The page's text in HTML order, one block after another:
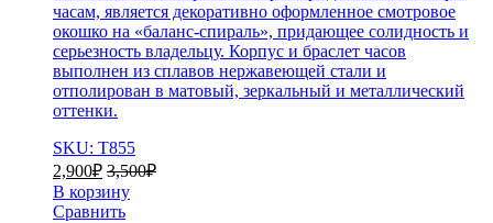
часам, является декоративно оформленное смотровое
окошко на «баланс-спираль», придающее солидность и
серьезность владельцу. Корпус и браслет часов
выполнен из сплавов нержавеющей стали и
отполирован в матовый, зеркальный и металлический
оттенки.
SKU: T855
2,900₽ 3,500₽
В корзину
Сравнить